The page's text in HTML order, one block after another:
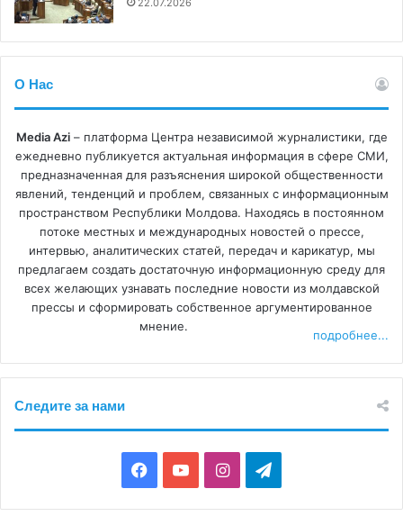
О Нас
Media Azi– платформа Центра независимой журналистики, где
ежедневно публикуется актуальная информация в сфере СМИ,
предназначенная для разъяснения широкой общественности
явлений, тенденций и проблем, связанных с информационным
пространством Республики Молдова. Находясь в постоянном
потоке местных и международных новостей о прессе,
интервью, аналитических статей, передач и карикатур, мы
предлагаем создать достаточную информационную среду для
всех желающих узнавать последние новости из молдавской
прессы и сформировать собственное аргументированное
мнение.
подробнее...
Следите за нами
a
o
I
n
e